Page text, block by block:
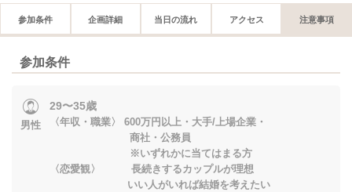
参加条件 企画詳細 当日の流れ アクセス 注意事項
参加条件
男性
29〜35歳
〈年収・職業〉 600万円以上・大手/上場企業・
商社・公務員
※いずれかに当てはまる方
〈恋愛観〉 長続きするカップルが理想
いい人がいれば結婚を考えたい